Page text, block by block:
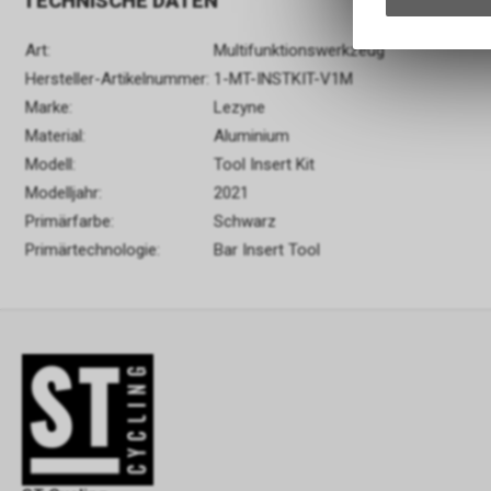
Art:
Multifunktionswerkzeug
Hersteller-Artikelnummer: 1-MT-INSTKIT-V1M
Marke:
Lezyne
Material:
Aluminium
Modell:
Tool Insert Kit
Modelljahr:
2021
Primärfarbe:
Schwarz
Primärtechnologie:
Bar Insert Tool